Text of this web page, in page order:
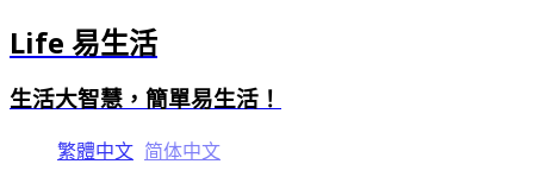
Life 易生活
生活大智慧，簡單易生活！
繁體中文 简体中文